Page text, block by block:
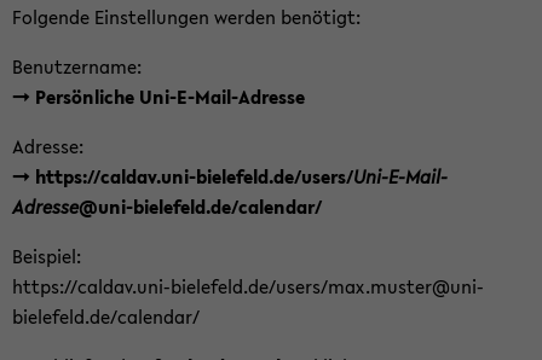
Fol­gen­de Ein­stel­lun­gen wer­den be­nö­tigt:
Be­nut­zer­na­me:
-> Per­sön­li­che Uni-​E-Mail-Adresse
Adres­se:
-> https://cal­dav.uni-​bielefeld.de/users/Uni-​E-Mail-
Adresse@uni-​bielefeld.de/ca­len­dar/
Bei­spiel:
https://cal­dav.uni-​bielefeld.de/users/max.mus­ter@uni-​
bielefeld.de/ca­len­dar/